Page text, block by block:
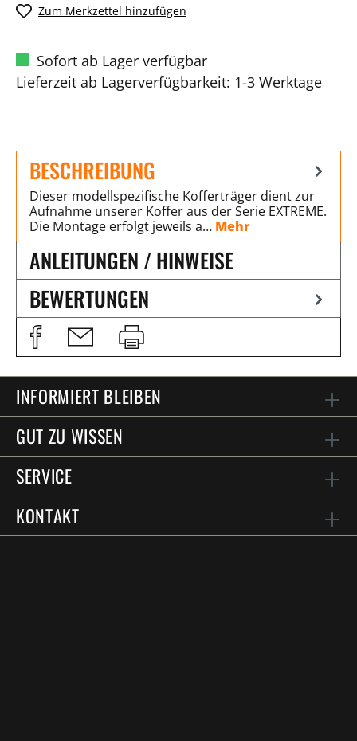
Zum Merkzettel hinzufügen
Sofort ab Lager verfügbar
Lieferzeit ab Lagerverfügbarkeit: 1-3 Werktage
BESCHREIBUNG
Dieser modellspezifische Kofferträger dient zur
Aufnahme unserer Koffer aus der Serie EXTREME.
Die Montage erfolgt jeweils a… Mehr
ANLEITUNGEN / HINWEISE
BEWERTUNGEN
INFORMIERT BLEIBEN
GUT ZU WISSEN
SERVICE
KONTAKT